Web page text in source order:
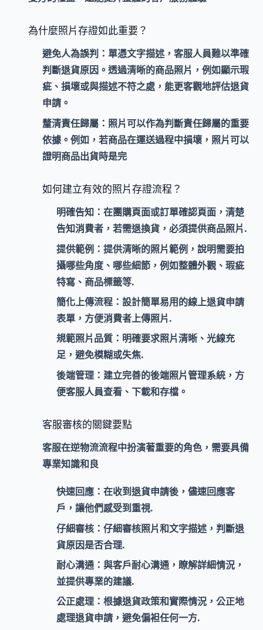
為什麼照片存證如此重要？
避免人為誤判： 單憑文字描述，客服人員難以準確
判斷退貨原因。透過清晰的商品照片，例如顯示瑕
疵、損壞或與描述不符之處，能更客觀地評估退貨
申請。
釐清責任歸屬： 照片可以作為判斷責任歸屬的重要
依據。例如，若商品在運送過程中損壞，照片可以
證明商品出貨時是完
如何建立有效的照片存證流程？
明確告知： 在團購頁面或訂單確認頁面，清楚
告知消費者，若需退換貨，必須提供商品照片.
提供範例： 提供清晰的照片範例，說明需要拍
攝哪些角度、哪些細節，例如整體外觀、瑕疵
特寫、商品標籤等.
簡化上傳流程： 設計簡單易用的線上退貨申請
表單，方便消費者上傳照片.
規範照片品質： 明確要求照片清晰、光線充
足，避免模糊或失焦.
後端管理： 建立完善的後端照片管理系統，方
便客服人員查看、下載和存檔。
客服審核的關鍵要點
客服在逆物流流程中扮演著重要的角色，需要具備
專業知識和良
快速回應： 在收到退貨申請後，儘速回應客
戶，讓他們感受到重視.
仔細審核： 仔細審核照片和文字描述，判斷退
貨原因是否合理.
耐心溝通： 與客戶耐心溝通，瞭解詳細情況，
並提供專業的建議.
公正處理： 根據退貨政策和實際情況，公正地
處理退貨申請，避免偏袒任何一方.